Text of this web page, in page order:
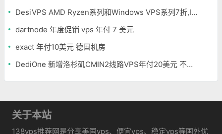
DesiVPS AMD Ryzen系列和Windows VPS系列7折,Intel系列年付11.6美元
dartnode 年度促销 vps 年付 7 美元
exact 年付10美元 德国机房
DediOne 新增洛杉矶CMIN2线路VPS年付20美元 不限流量
关于本站
138vps推荐网是分享美国vps、便宜vps、稳定vps等国外优